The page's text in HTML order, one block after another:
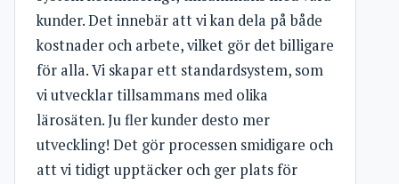
kunder. Det innebär att vi kan dela på både
kostnader och arbete, vilket gör det billigare
för alla. Vi skapar ett standardsystem, som
vi utvecklar tillsammans med olika
lärosäten. Ju fler kunder desto mer
utveckling! Det gör processen smidigare och
att vi tidigt upptäcker och ger plats för